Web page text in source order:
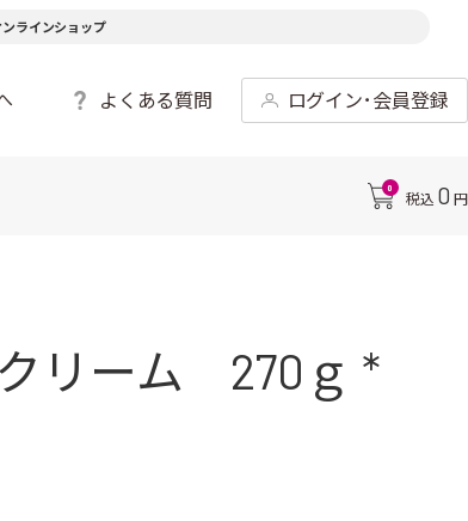
ンラインショップ
よくある質問 ログイン･会員登録
0
税込 0 円
リーム 270ｇ *